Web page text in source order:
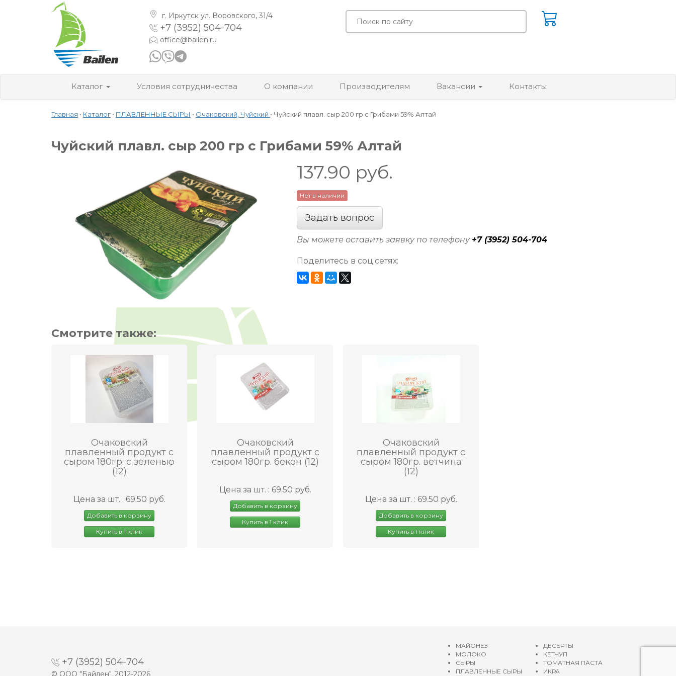
г. Иркутск ул. Воровского, 31/4
+7 (3952) 504-704
office@bailen.ru
Каталог Условия сотрудничества О компании Производителям Вакансии Контакты
Главная • Каталог • ПЛАВЛЕННЫЕ СЫРЫ • Очаковский, Чуйский • Чуйский плавл. сыр 200 гр с Грибами 59% Алтай
Чуйский плавл. сыр 200 гр с Грибами 59% Алтай
137.90 руб.
Нет в наличии
Задать вопрос
Вы можете оставить заявку по телефону +7 (3952) 504-704
Поделитесь в соц.сетях:
Смотрите также:
Очаковский
плавленный продукт с
сыром 180гр. с зеленью
(12)
Цена за шт. : 69.50 руб.
Добавить в корзину
Купить в 1 клик
Очаковский
плавленный продукт с
сыром 180гр. бекон (12)
Цена за шт. : 69.50 руб.
Добавить в корзину
Купить в 1 клик
Очаковский
плавленный продукт с
сыром 180гр. ветчина
(12)
Цена за шт. : 69.50 руб.
Добавить в корзину
Купить в 1 клик
+7 (3952) 504-704
© ООО "Байлен", 2012-2026
МАЙОНЕЗ
МОЛОКО
СЫРЫ
ПЛАВЛЕННЫЕ СЫРЫ
ДЕСЕРТЫ
КЕТЧУП
ТОМАТНАЯ ПАСТА
ИКРА